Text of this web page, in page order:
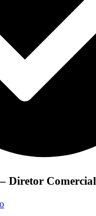
Diretor Comercial